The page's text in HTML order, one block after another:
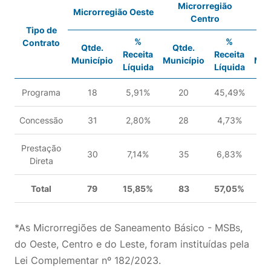
Tipo de
Contrato
Microrregião Oeste
Microrregião
Centro
Qtde.
Município
%
Receita
Líquida
Qtde.
Município
%
Receita
Líquida
Programa 18 5,91% 20 45,49%
Concessão 31 2,80% 28 4,73%
Prestação
Direta
30 7,14% 35 6,83%
Total 79 15,85% 83 57,05%
*As Microrregiões de Saneamento Básico - MSBs,
do Oeste, Centro e do Leste, foram instituídas pela
Lei Complementar nº 182/2023.